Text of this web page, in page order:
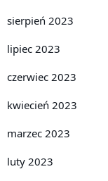
sierpień 2023
lipiec 2023
czerwiec 2023
kwiecień 2023
marzec 2023
luty 2023